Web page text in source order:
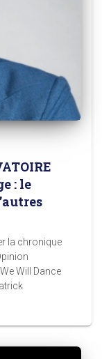
: le
la chronique
Will Dance